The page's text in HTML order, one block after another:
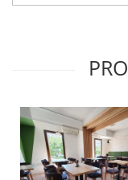
Vitrina bar / retrobar
Blaturi de masa
Blaturi din PAL
Blaturi din MDF
Blaturi din metal